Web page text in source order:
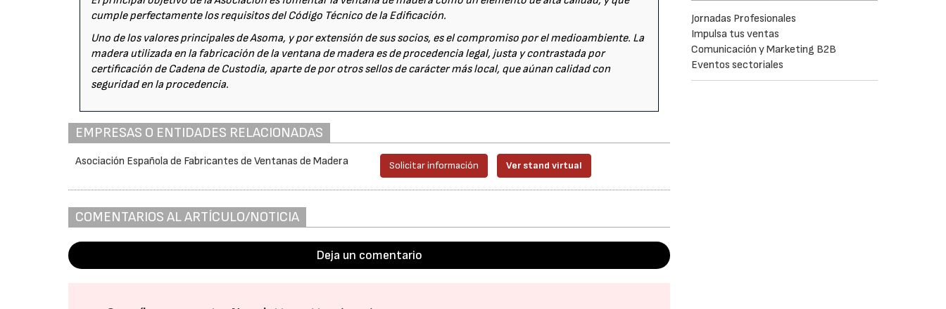
cumple perfectamente los requisitos del Código Técnico de la Edificación.
Uno de los valores principales de Asoma, y por extensión de sus socios, es el compromiso por el medioambiente. La
madera utilizada en la fabricación de la ventana de madera es de procedencia legal, justa y contrastada por
certificación de Cadena de Custodia, aparte de por otros sellos de carácter más local, que aúnan calidad con
seguridad en la procedencia.
EMPRESAS O ENTIDADES RELACIONADAS
Asociación Española de Fabricantes de Ventanas de Madera Solicitar información Ver stand virtual
COMENTARIOS AL ARTÍCULO/NOTICIA
Deja un comentario
Jornadas Profesionales
Impulsa tus ventas
Comunicación y Marketing B2B
Eventos sectoriales